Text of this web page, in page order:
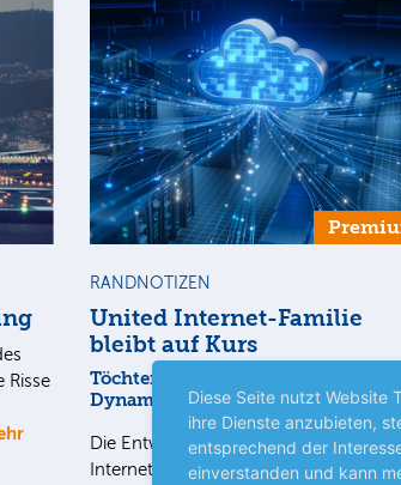
Risse
RANDNOTIZEN
United Internet-Familie
bleibt auf Kurs
Töchter mit unterschiedlicher
Dynamik
Die Entwicklung innerhalb der United-
Internet-Familie könnte derzeit kaum
Diese Seite nutzt Website
ihre Dienste anzubieten,
entsprechend der
einverstanden und kann